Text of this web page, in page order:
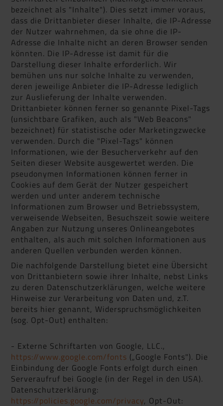
bezeichnet als "Inhalte"). Dies setzt immer voraus,
dass die Drittanbieter dieser Inhalte, die IP-Adresse
der Nutzer wahrnehmen, da sie ohne die IP-
Adresse die Inhalte nicht an deren Browser senden
könnten. Die IP-Adresse ist damit für die
Darstellung dieser Inhalte erforderlich. Wir
bemühen uns nur solche Inhalte zu verwenden,
deren jeweilige Anbieter die IP-Adresse lediglich
zur Auslieferung der Inhalte verwenden.
Drittanbieter können ferner so genannte Pixel-Tags
(unsichtbare Grafiken, auch als "Web Beacons"
bezeichnet) für statistische oder Marketingzwecke
verwenden. Durch die "Pixel-Tags" können
Informationen, wie der Besucherverkehr auf den
Seiten dieser Website ausgewertet werden. Die
pseudonymen Informationen können ferner in
Cookies auf dem Gerät der Nutzer gespeichert
werden und unter anderem technische
Informationen zum Browser und Betriebssystem,
verweisende Webseiten, Besuchszeit sowie weitere
Angaben zur Nutzung unseres Onlineangebotes
enthalten, als auch mit solchen Informationen aus
anderen Quellen verbunden werden können.
Die nachfolgende Darstellung bietet eine Übersicht
von Drittanbietern sowie ihrer Inhalte, nebst Links
zu deren Datenschutzerklärungen, welche weitere
Hinweise zur Verarbeitung von Daten und, z.T.
bereits hier genannt, Widerspruchsmöglichkeiten
(sog. Opt-Out) enthalten:
- Externe Schriftarten von Google, LLC.,
https://www.google.com/fonts („Google Fonts"). Die
Einbindung der Google Fonts erfolgt durch einen
Serveraufruf bei Google (in der Regel in den USA).
Datenschutzerklärung:
https://policies.google.com/privacy, Opt-Out: